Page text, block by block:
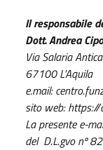
Il responsabile
Dott. Andrea
Via Salaria
67100 L'Aquila
e.mail:
sito web: https://
La presente e-
del D.L.gvo nº